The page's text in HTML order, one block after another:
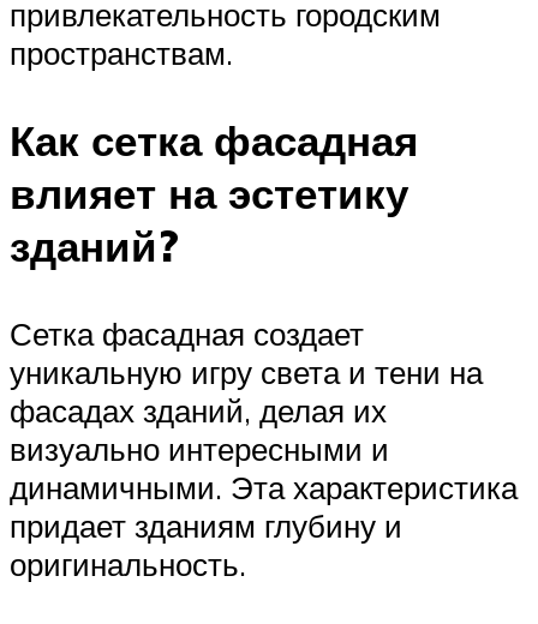
привлекательность городским
пространствам.
Как сетка фасадная
влияет на эстетику
зданий?
Сетка фасадная создает
уникальную игру света и тени на
фасадах зданий, делая их
визуально интересными и
динамичными. Эта характеристика
придает зданиям глубину и
оригинальность.